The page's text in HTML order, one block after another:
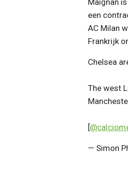
een
AC Milan
Frankrijk
Chelsea
The west
[
— Simon